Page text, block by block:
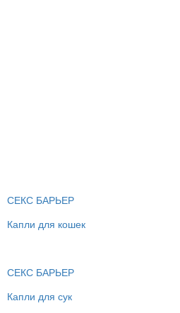
СЕКС БАРЬЕР
Капли для кошек
СЕКС БАРЬЕР
Капли для сук